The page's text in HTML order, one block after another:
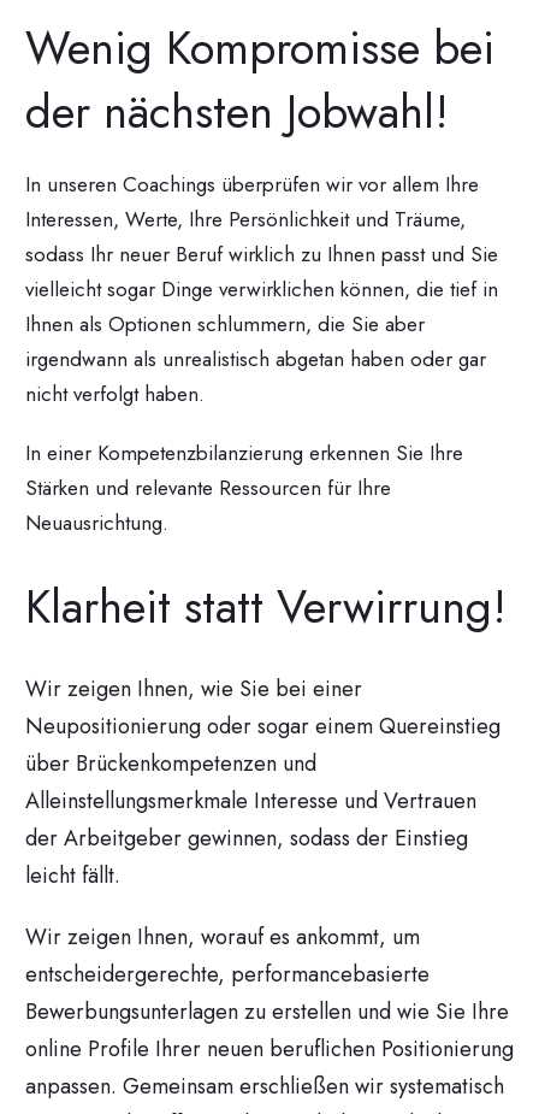
Wenig Kompromisse bei
der nächsten Jobwahl!
In unseren Coachings überprüfen wir vor allem Ihre
Interessen, Werte, Ihre Persönlichkeit und Träume,
sodass Ihr neuer Beruf wirklich zu Ihnen passt und Sie
vielleicht sogar Dinge verwirklichen können, die tief in
Ihnen als Optionen schlummern, die Sie aber
irgendwann als unrealistisch abgetan haben oder gar
nicht verfolgt haben.
In einer Kompetenzbilanzierung erkennen Sie Ihre
Stärken und relevante Ressourcen für Ihre
Neuausrichtung.
Klarheit statt Verwirrung!
Wir zeigen Ihnen, wie Sie bei einer
Neupositionierung oder sogar einem Quereinstieg
über Brückenkompetenzen und
Alleinstellungsmerkmale Interesse und Vertrauen
der Arbeitgeber gewinnen, sodass der Einstieg
leicht fällt.
Wir zeigen Ihnen, worauf es ankommt, um
entscheidergerechte, performancebasierte
Bewerbungsunterlagen zu erstellen und wie Sie Ihre
online Profile Ihrer neuen beruflichen Positionierung
anpassen. Gemeinsam erschließen wir systematisch